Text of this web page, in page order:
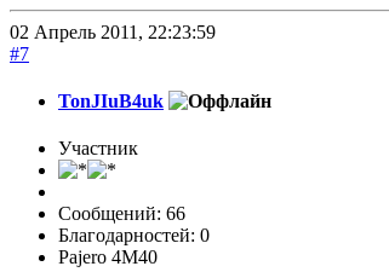
02 Апрель 2011, 22:23:59
#7
TonJIuB4uk
Участник
Сообщений: 66
Благодарностей: 0
Pajero 4M40